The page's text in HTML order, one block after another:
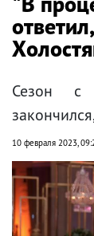
Сезон с
10 февраля 2023,